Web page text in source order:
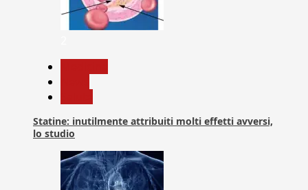
Statine: inutilmente attribuiti molti effetti avversi,
lo studio